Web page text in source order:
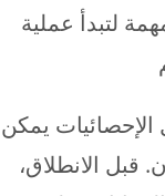
لتبدأ عملية
الإحصائيات يمكن
الانطلاق،